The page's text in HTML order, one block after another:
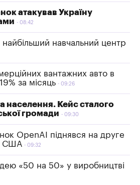
атакував Україну
08:42
навчальний центр
вантажних авто в
за місяць
09:26
населення. Кейс сталого
громади
09:30
OpenAI піднявся на друге
США
09:32
«50 на 50» у виробництві